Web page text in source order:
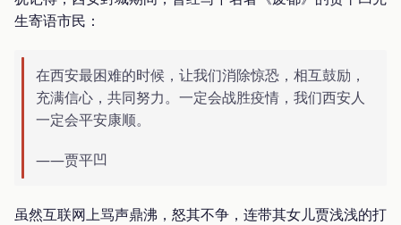
生寄语市民：
在西安最困难的时候，让我们消除惊恐，相互鼓励，
充满信心，共同努力。一定会战胜疫情，我们西安人
一定会平安康顺。
——贾平凹
虽然互联网上骂声鼎沸，怒其不争，连带其女儿贾浅浅的打